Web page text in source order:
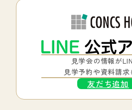
見学会の情報が
見学予約や資料請求
友だち追加